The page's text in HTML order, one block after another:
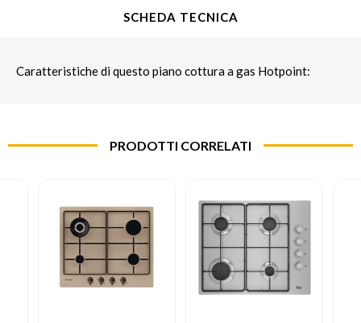
SCHEDA TECNICA
Caratteristiche di questo piano cottura a gas Hotpoint:
PRODOTTI CORRELATI